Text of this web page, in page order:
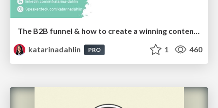
The B2B funnel & how to create a winning content strategy
katarinadahlin
PRO 1 460